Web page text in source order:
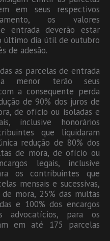
em seus respectivos
os valores
entrada deverão estar
último dia útil de outubro
de adesão.
as parcelas de entrada
menor terão seus
a consequente perda
de 90% dos juros de
de ofício ou isoladas e
inclusive honorários
que liquidaram
redução de 80% dos
de mora, de ofício ou
legais, inclusive
os contribuintes que
mensais e sucessivas,
mora, 25% das multas
e 100% dos encargos
advocatícios, para os
em até 175 parcelas